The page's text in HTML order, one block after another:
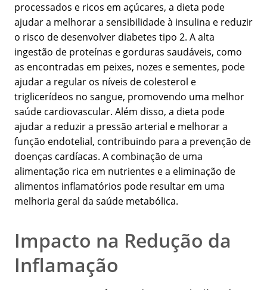
processados e ricos em açúcares, a dieta pode
ajudar a melhorar a sensibilidade à insulina e reduzir
o risco de desenvolver diabetes tipo 2. A alta
ingestão de proteínas e gorduras saudáveis, como
as encontradas em peixes, nozes e sementes, pode
ajudar a regular os níveis de colesterol e
triglicerídeos no sangue, promovendo uma melhor
saúde cardiovascular. Além disso, a dieta pode
ajudar a reduzir a pressão arterial e melhorar a
função endotelial, contribuindo para a prevenção de
doenças cardíacas. A combinação de uma
alimentação rica em nutrientes e a eliminação de
alimentos inflamatórios pode resultar em uma
melhoria geral da saúde metabólica.
Impacto na Redução da
Inflamação